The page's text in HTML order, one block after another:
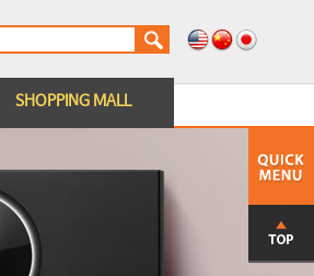
SHOPPING MALL